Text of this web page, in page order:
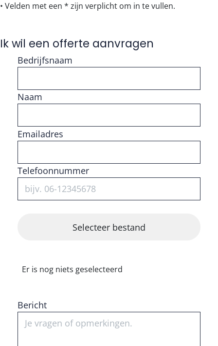
• Velden met een * zijn verplicht om in te vullen.
Ik wil een offerte aanvragen
Bedrijfsnaam
Naam
Vul getal in
Emailadres
Telefoonnummer
Er is nog niets geselecteerd
Bericht